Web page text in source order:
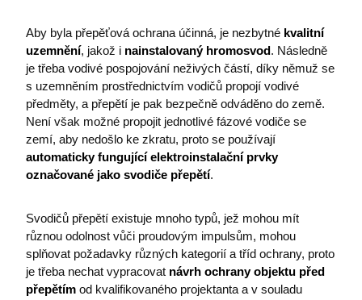
Aby byla přepěťová ochrana účinná, je nezbytné kvalitní
uzemnění, jakož i nainstalovaný hromosvod. Následně
je třeba vodivé pospojování neživých částí, díky němuž se
s uzemněním prostřednictvím vodičů propojí vodivé
předměty, a přepětí je pak bezpečně odváděno do země.
Není však možné propojit jednotlivé fázové vodiče se
zemí, aby nedošlo ke zkratu, proto se používají
automaticky fungující elektroinstalační prvky
označované jako svodiče přepětí.
Svodičů přepětí existuje mnoho typů, jež mohou mít
různou odolnost vůči proudovým impulsům, mohou
splňovat požadavky různých kategorií a tříd ochrany, proto
je třeba nechat vypracovat návrh ochrany objektu před
přepětím od kvalifikovaného projektanta a v souladu